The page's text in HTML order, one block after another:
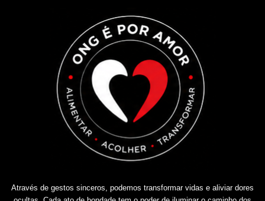
Através de gestos sinceros, podemos transformar vidas e aliviar dores